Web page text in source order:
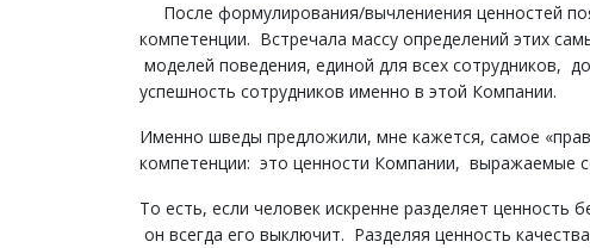
После формулирования/вычлениения ценностей
компетенции. Встречала массу определений этих
моделей поведения, единой для всех сотрудников,
успешность сотрудников именно в этой Компании.
Именно шведы предложили, мне кажется, самое
компетенции: это ценности Компании, выражаемые
То есть, если человек искренне разделяет
он всегда его выключит. Разделяя ценность